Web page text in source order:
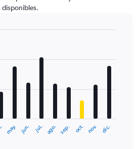
disponibles.
may. jun. jul. ago. sep. oct. nov. dic.